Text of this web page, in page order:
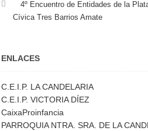
4º Encuentro de Entidades de la
Cívica Tres Barrios Amate
ENLACES
C.E.I.P. LA CANDELARIA
C.E.I.P. VICTORIA DÍEZ
CaixaProinfancia
PARROQUIA NTRA. SRA. DE LA